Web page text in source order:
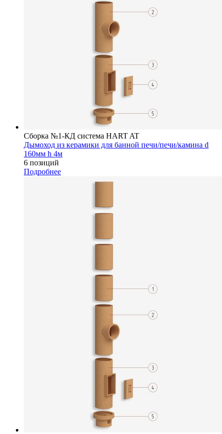
Сборка №1-КД система HART AT
Дымоход из керамики для банной печи/печи/камина d
160мм h 4м
6 позиций
Подробнее